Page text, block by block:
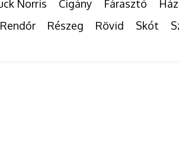
Norris Cigány Fárasztó
Rendőr Részeg Rövid Skót